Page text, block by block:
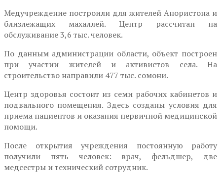
Медучреждение построили для жителей Анористона и
близлежащих махаллей. Центр рассчитан на
обслуживание 3,6 тыс. человек.
По данным администрации области, объект построен
при участии жителей и активистов села. На
строительство направили 477 тыс. сомони.
Центр здоровья состоит из семи рабочих кабинетов и
подвального помещения. Здесь созданы условия для
приема пациентов и оказания первичной медицинской
помощи.
После открытия учреждения постоянную работу
получили пять человек: врач, фельдшер, две
медсестры и технический сотрудник.